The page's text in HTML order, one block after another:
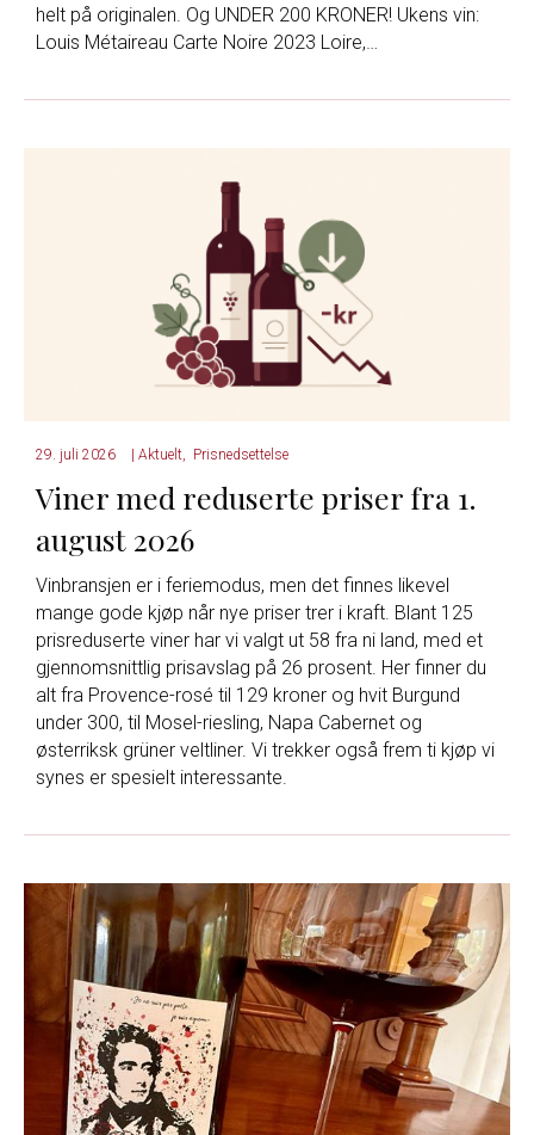
helt på originalen. Og UNDER 200 KRONER! Ukens vin:
Louis Métaireau Carte Noire 2023 Loire,…
29. juli 2026 Aktuelt, Prisnedsettelse
Viner med reduserte priser fra 1.
august 2026
Vinbransjen er i feriemodus, men det finnes likevel
mange gode kjøp når nye priser trer i kraft. Blant 125
prisreduserte viner har vi valgt ut 58 fra ni land, med et
gjennomsnittlig prisavslag på 26 prosent. Her finner du
alt fra Provence-rosé til 129 kroner og hvit Burgund
under 300, til Mosel-riesling, Napa Cabernet og
østerriksk grüner veltliner. Vi trekker også frem ti kjøp vi
synes er spesielt interessante.